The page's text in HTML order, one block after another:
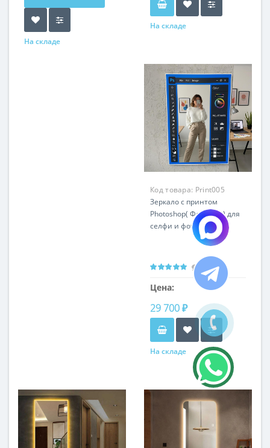
На складе
На складе
Код товара: Print005
Зеркало c принтом
Photoshop( Фотошоп) для
селфи и фотозоны
Цена:
29 700 ₽
На складе